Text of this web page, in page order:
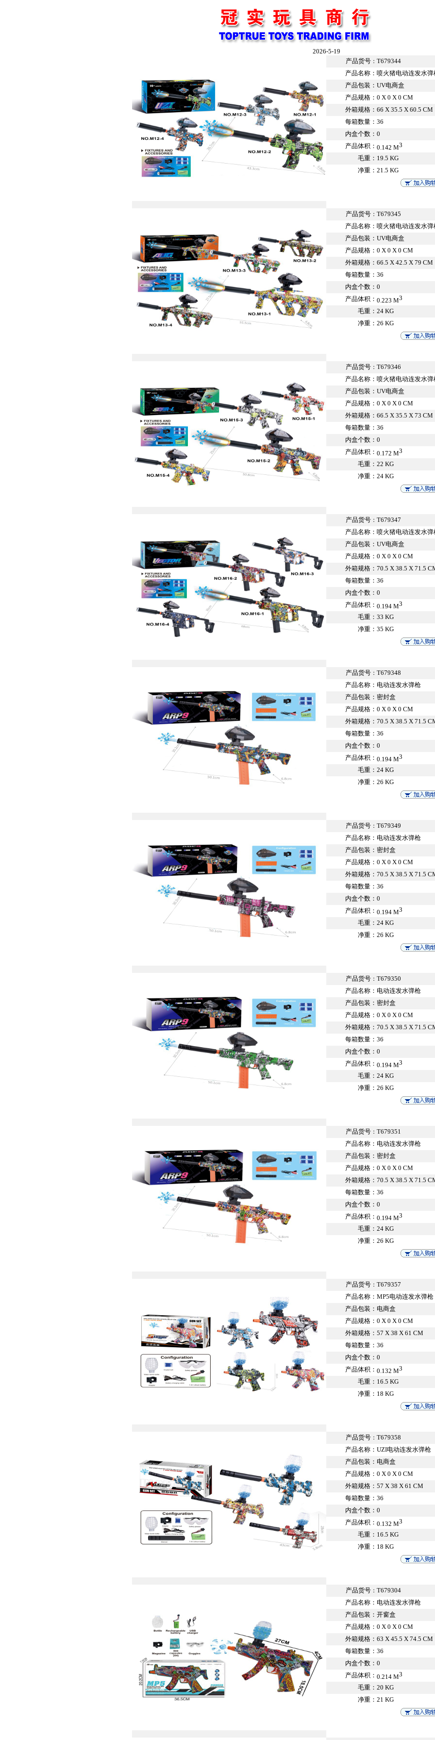
2026-5-19
产品货号 ： T679344
产品名称： 喷火猪电动连发水弹
产品包装： UV电商盒
产品规格： 0 X 0 X 0 CM
外箱规格： 66 X 35.5 X 60.5 CM
每箱数量： 36
内盒个数： 0
产品体积： 0.142 M3
毛重： 19.5 KG
净重： 21.5 KG
产品货号 ： T679345
产品名称： 喷火猪电动连发水弹
产品包装： UV电商盒
产品规格： 0 X 0 X 0 CM
外箱规格： 66.5 X 42.5 X 79 CM
每箱数量： 36
内盒个数： 0
产品体积： 0.223 M3
毛重： 24 KG
净重： 26 KG
产品货号 ： T679346
产品名称： 喷火猪电动连发水弹
产品包装： UV电商盒
产品规格： 0 X 0 X 0 CM
外箱规格： 66.5 X 35.5 X 73 CM
每箱数量： 36
内盒个数： 0
产品体积： 0.172 M3
毛重： 22 KG
净重： 24 KG
产品货号 ： T679347
产品名称： 喷火猪电动连发水弹
产品包装： UV电商盒
产品规格： 0 X 0 X 0 CM
外箱规格： 70.5 X 38.5 X 71.5
每箱数量： 36
内盒个数： 0
产品体积： 0.194 M3
毛重： 33 KG
净重： 35 KG
产品货号 ： T679348
产品名称： 电动连发水弹枪
产品包装： 密封盒
产品规格： 0 X 0 X 0 CM
外箱规格： 70.5 X 38.5 X 71.5
每箱数量： 36
内盒个数： 0
产品体积： 0.194 M3
毛重： 24 KG
净重： 26 KG
产品货号 ： T679349
产品名称： 电动连发水弹枪
产品包装： 密封盒
产品规格： 0 X 0 X 0 CM
外箱规格： 70.5 X 38.5 X 71.5
每箱数量： 36
内盒个数： 0
产品体积： 0.194 M3
毛重： 24 KG
净重： 26 KG
产品货号 ： T679350
产品名称： 电动连发水弹枪
产品包装： 密封盒
产品规格： 0 X 0 X 0 CM
外箱规格： 70.5 X 38.5 X 71.5
每箱数量： 36
内盒个数： 0
产品体积： 0.194 M3
毛重： 24 KG
净重： 26 KG
产品货号 ： T679351
产品名称： 电动连发水弹枪
产品包装： 密封盒
产品规格： 0 X 0 X 0 CM
外箱规格： 70.5 X 38.5 X 71.5
每箱数量： 36
内盒个数： 0
产品体积： 0.194 M3
毛重： 24 KG
净重： 26 KG
产品货号 ： T679357
产品名称： MP5电动连发水弹枪
产品包装： 电商盒
产品规格： 0 X 0 X 0 CM
外箱规格： 57 X 38 X 61 CM
每箱数量： 36
内盒个数： 0
产品体积： 0.132 M3
毛重： 16.5 KG
净重： 18 KG
产品货号 ： T679358
产品名称： UZI电动连发水弹枪
产品包装： 电商盒
产品规格： 0 X 0 X 0 CM
外箱规格： 57 X 38 X 61 CM
每箱数量： 36
内盒个数： 0
产品体积： 0.132 M3
毛重： 16.5 KG
净重： 18 KG
产品货号 ： T679304
产品名称： 电动连发水弹枪
产品包装： 开窗盒
产品规格： 0 X 0 X 0 CM
外箱规格： 63 X 45.5 X 74.5 CM
每箱数量： 36
内盒个数： 0
产品体积： 0.214 M3
毛重： 20 KG
净重： 21 KG